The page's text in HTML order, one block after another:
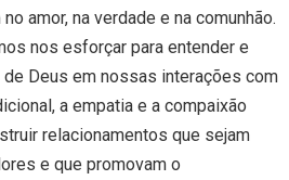
amor, na verdade e na comunhão.
nos esforçar para entender e
Deus em nossas interações com
a empatia e a compaixão
relacionamentos que sejam
e que promovam o